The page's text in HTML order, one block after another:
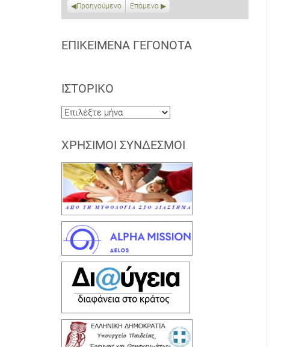
Προηγούμενο Επόμενο
ΕΠΙΚΕΊΜΕΝΑ ΓΕΓΟΝΌΤΑ
ΙΣΤΟΡΙΚΌ
Ιστορικό
ΧΡΉΣΙΜΟΙ ΣΎΝΔΕΣΜΟΙ